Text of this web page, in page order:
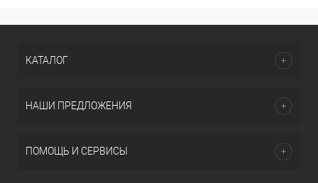
КАТАЛОГ
НАШИ ПРЕДЛОЖЕНИЯ
ПОМОЩЬ И СЕРВИСЫ